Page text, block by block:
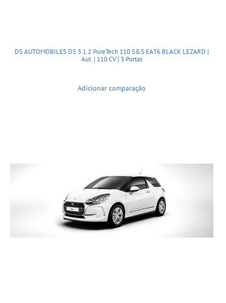
DS AUTOMOBILES DS 3 1.2 PureTech 110 S&S EAT6 BLACK LEZARD |
Aut. | 110 CV | 3 Portas
Adicionar comparação